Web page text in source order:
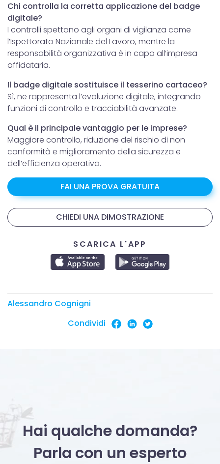
Chi controlla la corretta applicazione del badge
digitale?
I controlli spettano agli organi di vigilanza come
l’Ispettorato Nazionale del Lavoro, mentre la
responsabilità organizzativa è in capo all’impresa
affidataria.
Il badge digitale sostituisce il tesserino cartaceo?
Sì, ne rappresenta l’evoluzione digitale, integrando
funzioni di controllo e tracciabilità avanzate.
Qual è il principale vantaggio per le imprese?
Maggiore controllo, riduzione del rischio di non
conformità e miglioramento della sicurezza e
dell’efficienza operativa.
FAI UNA PROVA GRATUITA
CHIEDI UNA DIMOSTRAZIONE
SCARICA L'APP
Alessandro Cognigni
Condividi
Hai qualche domanda?
Parla con un esperto